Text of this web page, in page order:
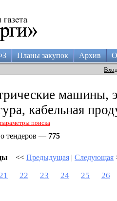
Планы закупок Архив
Вход
машины,
кабельная
поиска
тендеров — 775
<< Предыдущая | Следующая
21 22 23 24 25 26